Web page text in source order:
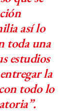
así lo
toda una
estudios
la
todo lo